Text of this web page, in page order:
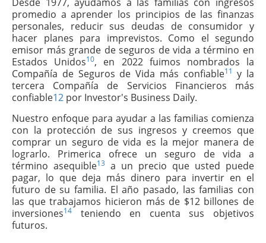
promedio a aprender los principios de las finanzas
personales, reducir sus deudas de consumidor y
hacer planes para imprevistos. Como el segundo
emisor más grande de seguros de vida a término en
Estados Unidos10, en 2022 fuimos nombrados la
Compañía de Seguros de Vida más confiable11 y la
tercera Compañía de Servicios Financieros más
confiable12 por Investor's Business Daily.
Nuestro enfoque para ayudar a las familias comienza
con la protección de sus ingresos y creemos que
comprar un seguro de vida es la mejor manera de
lograrlo. Primerica ofrece un seguro de vida a
término asequible13 a un precio que usted puede
pagar, lo que deja más dinero para invertir en el
futuro de su familia. El año pasado, las familias con
las que trabajamos hicieron más de $12 billones de
inversiones14
teniendo en cuenta sus objetivos
futuros.